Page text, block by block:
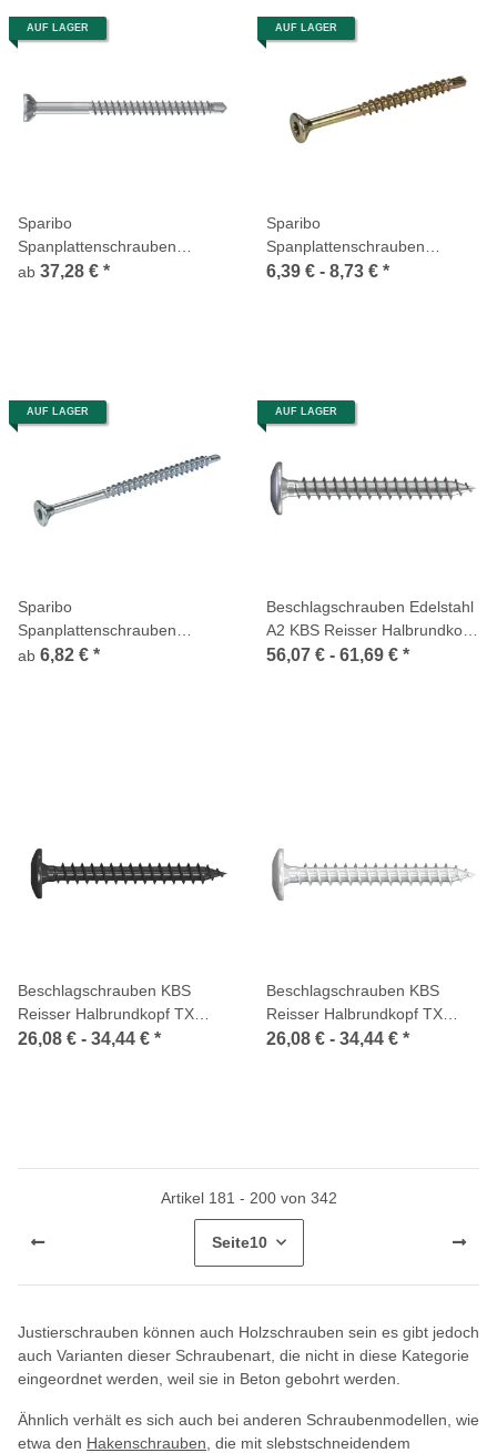
AUF LAGER
Sparibo
Spanplattenschrauben
Edelstahl A2 Bohrspitze
ab 37,28 € *
AUF LAGER
Sparibo
Spanplattenschrauben
Bohrspitze Senkkopf TX
6,39 € - 8,73 € *
AUF LAGER
Sparibo
Spanplattenschrauben
Bohrspitze Senkkopf TX
ab 6,82 € *
AUF LAGER
Beschlagschrauben Edelstahl
A2 KBS Reisser Halbrundkopf
TX Vollgewinde
56,07 € - 61,69 € *
Beschlagschrauben KBS
Reisser Halbrundkopf TX
Vollgewinde Ruspert schwarz
26,08 € - 34,44 € *
Beschlagschrauben KBS
Reisser Halbrundkopf TX
Vollgewinde Ruspert silber
26,08 € - 34,44 € *
Artikel 181 - 200 von 342
Seite10
Justierschrauben können auch Holzschrauben sein es gibt jedoch
auch Varianten dieser Schraubenart, die nicht in diese Kategorie
eingeordnet werden, weil sie in Beton gebohrt werden.
Ähnlich verhält es sich auch bei anderen Schraubenmodellen, wie
etwa den Hakenschrauben , die mit slebstschneidendem